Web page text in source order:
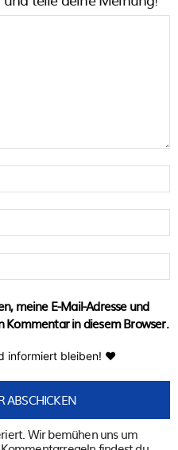
meine E-Mail-Adresse und
Kommentar in diesem Browser.
informiert bleiben! ♥
Wir bemühen uns um